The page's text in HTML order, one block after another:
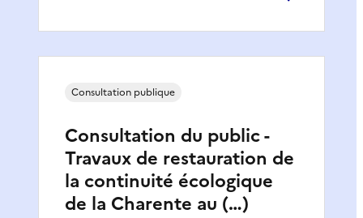
Consultation du public -
Travaux de restauration de
la continuité écologique
de la Charente au (…)
Consultation publique